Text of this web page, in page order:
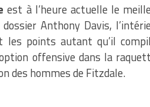
est à l’heure actuelle le
Anthony Davis,
les points autant qu’il
offensive dans la
des hommes de Fitzdale.